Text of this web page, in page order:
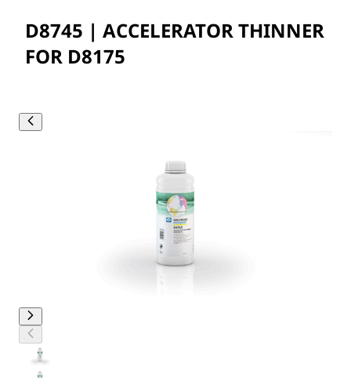
D8745 | ACCELERATOR THINNER
FOR D8175